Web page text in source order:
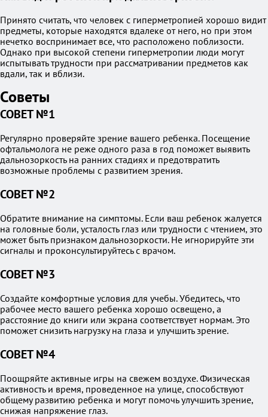
Принято считать, что человек с гиперметропией хорошо видит
предметы, которые находятся вдалеке от него, но при этом
нечетко воспринимает все, что расположено поблизости.
Однако при высокой степени гиперметропии люди могут
испытывать трудности при рассматривании предметов как
вдали, так и вблизи.
Советы
СОВЕТ №1
Регулярно проверяйте зрение вашего ребенка. Посещение
офтальмолога не реже одного раза в год поможет выявить
дальнозоркость на ранних стадиях и предотвратить
возможные проблемы с развитием зрения.
СОВЕТ №2
Обратите внимание на симптомы. Если ваш ребенок жалуется
на головные боли, усталость глаз или трудности с чтением, это
может быть признаком дальнозоркости. Не игнорируйте эти
сигналы и проконсультируйтесь с врачом.
СОВЕТ №3
Создайте комфортные условия для учебы. Убедитесь, что
рабочее место вашего ребенка хорошо освещено, а
расстояние до книги или экрана соответствует нормам. Это
поможет снизить нагрузку на глаза и улучшить зрение.
СОВЕТ №4
Поощряйте активные игры на свежем воздухе. Физическая
активность и время, проведенное на улице, способствуют
общему развитию ребенка и могут помочь улучшить зрение,
снижая напряжение глаз.